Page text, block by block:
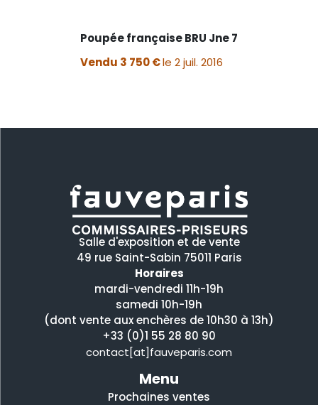
Poupée française BRU Jne 7
Vendu 3 750 €le 2 juil. 2016
Salle d'exposition et de vente
49 rue Saint-Sabin 75011 Paris
Horaires
mardi-vendredi 11h-19h
samedi 10h-19h
(dont vente aux enchères de 10h30 à 13h)
+33 (0)1 55 28 80 90
contact[at]fauveparis.com
Menu
Prochaines ventes